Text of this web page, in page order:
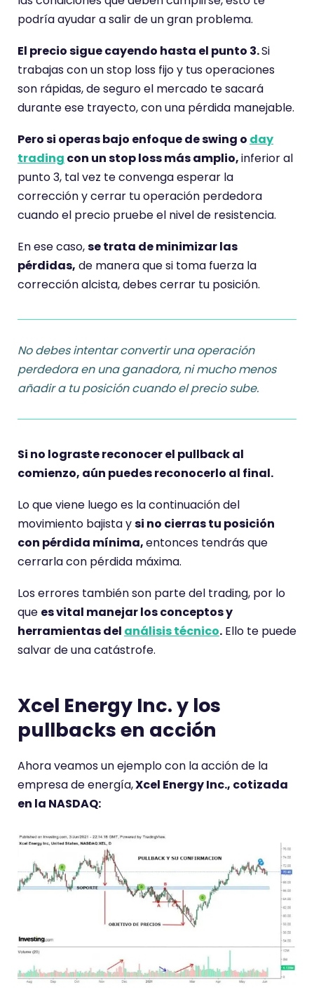
podría ayudar a salir de un gran problema.
El precio sigue cayendo hasta el punto 3.Si
trabajas con un stop loss fijo y tus operaciones
son rápidas, de seguro el mercado te sacará
durante ese trayecto, con una pérdida manejable.
Pero si operas bajo enfoque de swing o day
trading con un stop loss más amplio,inferior al
punto 3, tal vez te convenga esperar la
corrección y cerrar tu operación perdedora
cuando el precio pruebe el nivel de resistencia.
En ese caso,se trata de minimizar las
pérdidas, de manera que si toma fuerza la
corrección alcista, debes cerrar tu posición.
No debes intentar convertir una operación
perdedora en una ganadora, ni mucho menos
añadir a tu posición cuando el precio sube.
Si no lograste reconocer el pullback al
comienzo, aún puedes reconocerlo al final.
Lo que viene luego es la continuación del
movimiento bajista ysi no cierras tu posición
con pérdida mínima,entonces tendrás que
cerrarla con pérdida máxima.
Los errores también son parte del trading, por lo
que es vital manejar los conceptos y
herramientas del análisis técnico. Ello te puede
salvar de una catástrofe.
Xcel Energy Inc. y los
pullbacks en acción
Ahora veamos un ejemplo con la acción de la
empresa de energía,Xcel Energy Inc., cotizada
en la NASDAQ: